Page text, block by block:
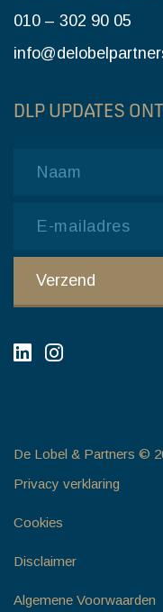
010 – 302 90 05
DLP UPDATES
Verzend
De Lobel & Partners ©
Privacy verklaring
Cookies
Disclaimer
Algemene Voorwaarden